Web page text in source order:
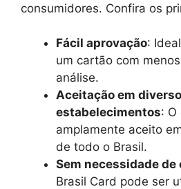
consumidores. Confira os
Fácil aprovação:
um cartão com
análise.
Aceitação em
estabelecimentos: O
amplamente aceito
de todo o Brasil.
Sem necessidade
Brasil Card pode ser